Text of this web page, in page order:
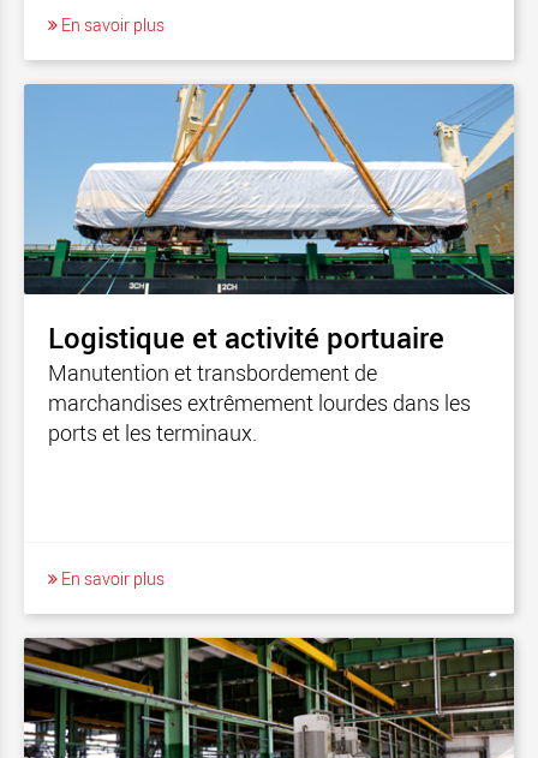
En savoir plus
Logistique et activité portuaire
Manutention et transbordement de
marchandises extrêmement lourdes dans les
ports et les terminaux.
En savoir plus